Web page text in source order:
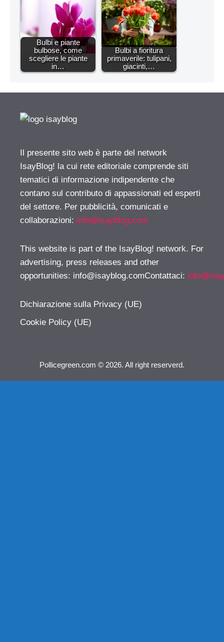
Bulbi e piante
bulbose, come
scegliere le piante
in…
Bulbi a fioritura
primaverile: tulipani,
giacinti,…
Il presente sito web è parte del network
IsayBlog! la cui rete editoriale comprende siti
tematici di informazione indipendente che
contano sul contributo di appassionati ed esperti
del settore. Per pubblicità, comunicati e
collaborazioni: info@isayblog.com
This website is part of the IsayBlog! network. For
advertising, press releases and other
opportunities: info@isayblog.comContattaci:
Dichiarazione sulla Privacy (UE)
Cookie Policy (UE)
Pollicegreen.com © 2026. All right reserverd.